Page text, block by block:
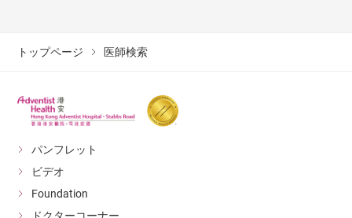
トップページ 医師検索
パンフレット
ビデオ
Foundation